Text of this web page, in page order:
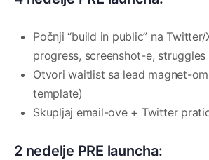
Počnji “build in public” na
progress, screenshot-e, struggles
Otvori waitlist sa lead magnet-
template)
Skupljaj email-ove + Twitter
2 nedelje PRE launcha: